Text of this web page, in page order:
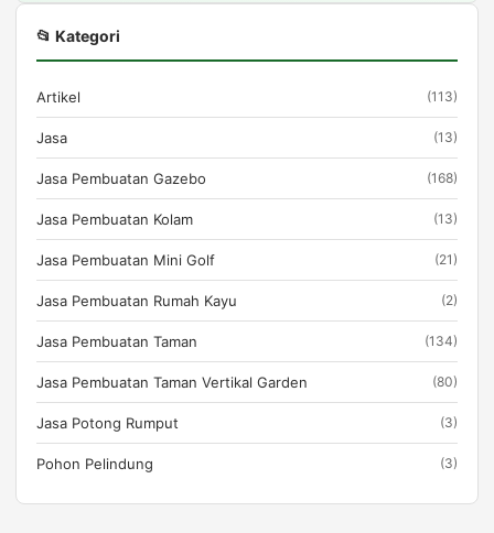
📂 Kategori
Artikel (113)
Jasa (13)
Jasa Pembuatan Gazebo (168)
Jasa Pembuatan Kolam (13)
Jasa Pembuatan Mini Golf (21)
Jasa Pembuatan Rumah Kayu (2)
Jasa Pembuatan Taman (134)
Jasa Pembuatan Taman Vertikal Garden (80)
Jasa Potong Rumput (3)
Pohon Pelindung (3)